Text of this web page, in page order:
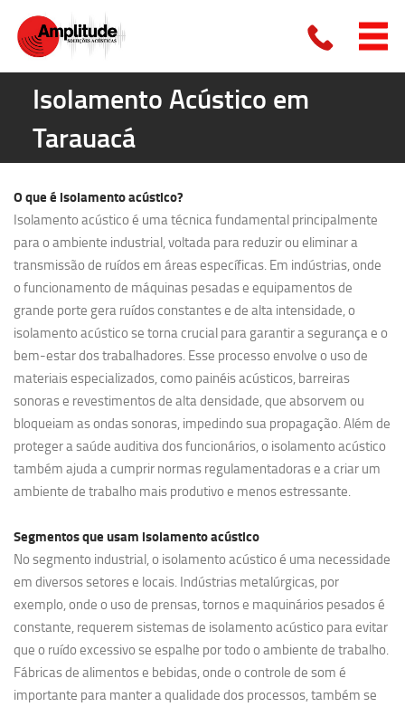
Isolamento Acústico em
Tarauacá
O que é isolamento acústico?
Isolamento acústico é uma técnica fundamental principalmente
para o ambiente industrial, voltada para reduzir ou eliminar a
transmissão de ruídos em áreas específicas. Em indústrias, onde
o funcionamento de máquinas pesadas e equipamentos de
grande porte gera ruídos constantes e de alta intensidade, o
isolamento acústico se torna crucial para garantir a segurança e o
bem-estar dos trabalhadores. Esse processo envolve o uso de
materiais especializados, como painéis acústicos, barreiras
sonoras e revestimentos de alta densidade, que absorvem ou
bloqueiam as ondas sonoras, impedindo sua propagação. Além de
proteger a saúde auditiva dos funcionários, o isolamento acústico
também ajuda a cumprir normas regulamentadoras e a criar um
ambiente de trabalho mais produtivo e menos estressante.
Segmentos que usam isolamento acústico
No segmento industrial, o isolamento acústico é uma necessidade
em diversos setores e locais. Indústrias metalúrgicas, por
exemplo, onde o uso de prensas, tornos e maquinários pesados é
constante, requerem sistemas de isolamento acústico para evitar
que o ruído excessivo se espalhe por todo o ambiente de trabalho.
Fábricas de alimentos e bebidas, onde o controle de som é
importante para manter a qualidade dos processos, também se